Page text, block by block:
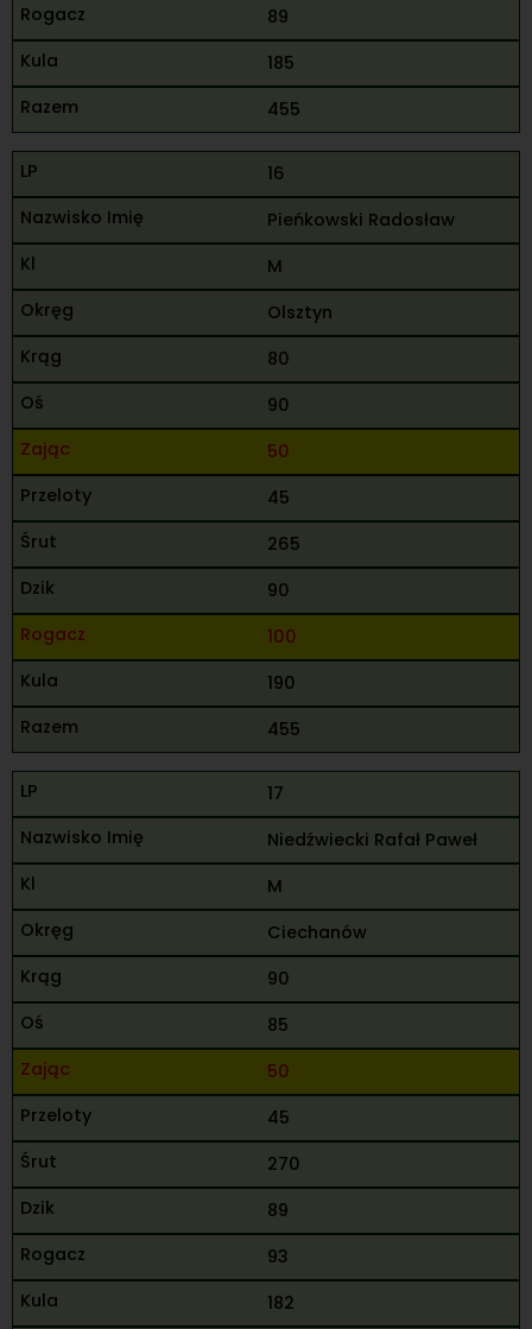
89
185
455
16
Pieńkowski Radosław
M
Olsztyn
80
90
50
45
265
90
100
190
455
17
Niedźwiecki Rafał Paweł
M
Ciechanów
90
85
50
45
270
89
93
182